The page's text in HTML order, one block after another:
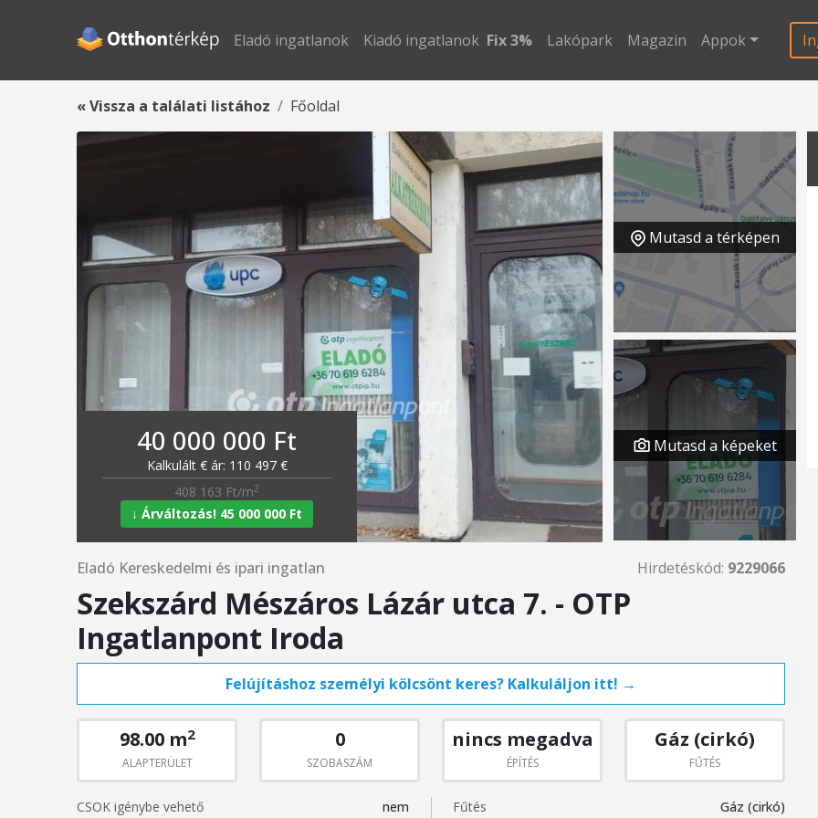
Eladó ingatlanok Kiadó ingatlanok Fix 3% Lakópark Magazin Appok
« Vissza a találati listához Főoldal
40 000 000 Ft
Kalkulált € ár: 110 497 €
408 163 Ft/m2
↓ Árváltozás! 45 000 000 Ft
Mutasd a térképen
Mutasd a képeket
Eladó Kereskedelmi és ipari ingatlan Hirdetéskód: 9229066
Szekszárd Mészáros Lázár utca 7. - OTP
Ingatlanpont Iroda
Felújításhoz személyi kölcsönt keres? Kalkuláljon itt! →
98.00 m2
ALAPTERÜLET
0
SZOBASZÁM
nincs megadva
ÉPÍTÉS
Gáz (cirkó)
FŰTÉS
CSOK igénybe vehető
nem
Fűtés
Gáz (cirkó)